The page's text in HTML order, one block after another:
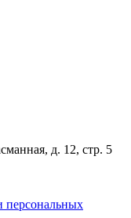
д. 12, стр. 5
персональных